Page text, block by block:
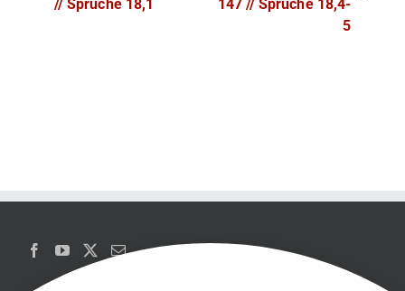
// Sprüche 18,1
147 // Sprüche 18,4-
5